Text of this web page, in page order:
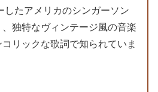
したアメリカのシンガーソン
独特なヴィンテージ風の音楽
リックな歌詞で知られていま